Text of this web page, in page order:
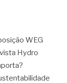
WEG
Hydro